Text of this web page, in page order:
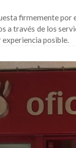
firmemente
a través de los
posible.